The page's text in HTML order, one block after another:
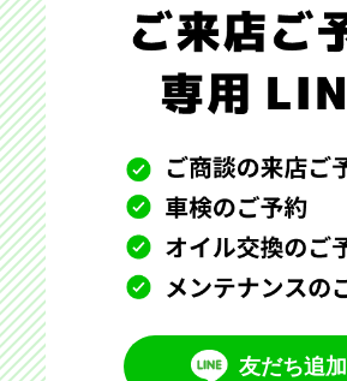
友だち追加